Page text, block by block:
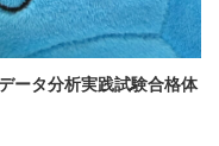
ータ分析実践試験合格体